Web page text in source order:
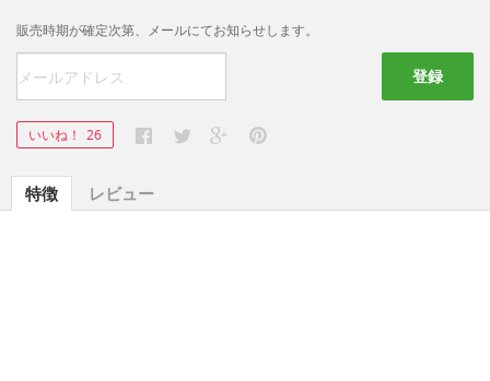
販売時期が確定次第、メールにてお知らせします。
登録
いいね！ 26
特徴 レビュー